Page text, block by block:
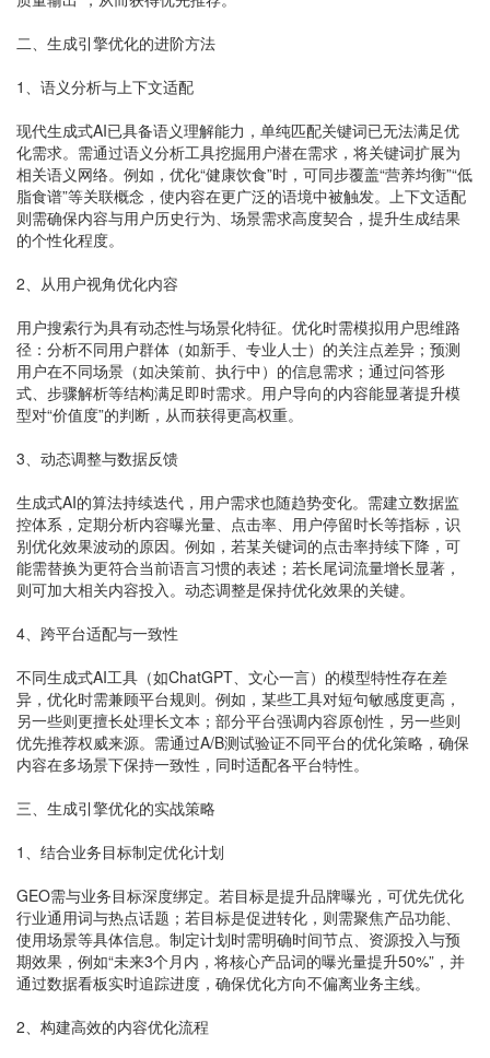
二、生成引擎优化的进阶方法
1、语义分析与上下文适配
现代生成式AI已具备语义理解能力，单纯匹配关键词已无法满足优
化需求。需通过语义分析工具挖掘用户潜在需求，将关键词扩展为
相关语义网络。例如，优化“健康饮食”时，可同步覆盖“营养均衡”“低
脂食谱”等关联概念，使内容在更广泛的语境中被触发。上下文适配
则需确保内容与用户历史行为、场景需求高度契合，提升生成结果
的个性化程度。
2、从用户视角优化内容
用户搜索行为具有动态性与场景化特征。优化时需模拟用户思维路
径：分析不同用户群体（如新手、专业人士）的关注点差异；预测
用户在不同场景（如决策前、执行中）的信息需求；通过问答形
式、步骤解析等结构满足即时需求。用户导向的内容能显著提升模
型对“价值度”的判断，从而获得更高权重。
3、动态调整与数据反馈
生成式AI的算法持续迭代，用户需求也随趋势变化。需建立数据监
控体系，定期分析内容曝光量、点击率、用户停留时长等指标，识
别优化效果波动的原因。例如，若某关键词的点击率持续下降，可
能需替换为更符合当前语言习惯的表述；若长尾词流量增长显著，
则可加大相关内容投入。动态调整是保持优化效果的关键。
4、跨平台适配与一致性
不同生成式AI工具（如ChatGPT、文心一言）的模型特性存在差
异，优化时需兼顾平台规则。例如，某些工具对短句敏感度更高，
另一些则更擅长处理长文本；部分平台强调内容原创性，另一些则
优先推荐权威来源。需通过A/B测试验证不同平台的优化策略，确保
内容在多场景下保持一致性，同时适配各平台特性。
三、生成引擎优化的实战策略
1、结合业务目标制定优化计划
GEO需与业务目标深度绑定。若目标是提升品牌曝光，可优先优化
行业通用词与热点话题；若目标是促进转化，则需聚焦产品功能、
使用场景等具体信息。制定计划时需明确时间节点、资源投入与预
期效果，例如“未来3个月内，将核心产品词的曝光量提升50%”，并
通过数据看板实时追踪进度，确保优化方向不偏离业务主线。
2、构建高效的内容优化流程